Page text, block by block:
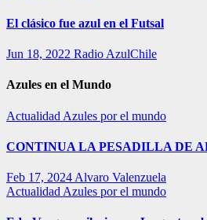
El clásico fue azul en el Futsal
Jun 18, 2022 Radio AzulChile
Azules en el Mundo
Actualidad Azules por el mundo
CONTINUA LA PESADILLA DE
Feb 17, 2024 Alvaro Valenzuela
Actualidad Azules por el mundo